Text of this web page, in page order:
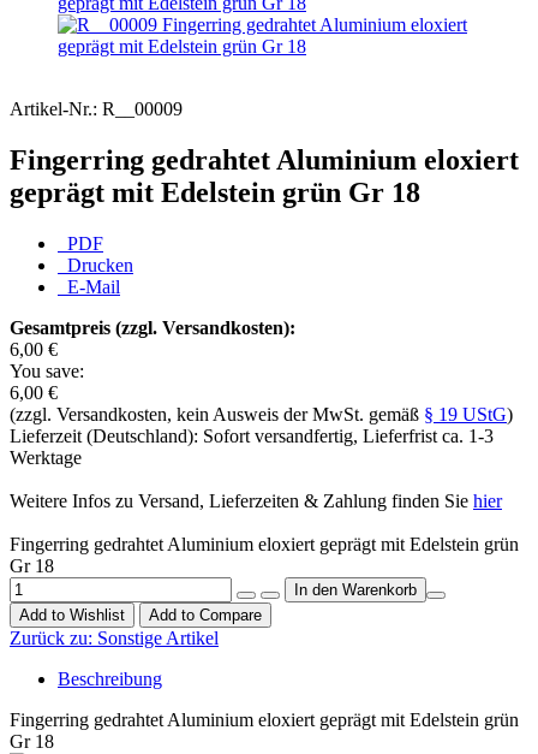
Artikel-Nr.: R__00009
Fingerring gedrahtet Aluminium eloxiert
geprägt mit Edelstein grün Gr 18
PDF
Drucken
E-Mail
Gesamtpreis (zzgl. Versandkosten):
6,00 €
You save:
6,00 €
(zzgl. Versandkosten, kein Ausweis der MwSt. gemäß § 19 UStG)
Lieferzeit (Deutschland): Sofort versandfertig, Lieferfrist ca. 1-3
Werktage
Weitere Infos zu Versand, Lieferzeiten & Zahlung finden Sie hier
Fingerring gedrahtet Aluminium eloxiert geprägt mit Edelstein grün
Gr 18
Add to Wishlist Add to Compare
Zurück zu: Sonstige Artikel
Beschreibung
Fingerring gedrahtet Aluminium eloxiert geprägt mit Edelstein grün
Gr 18